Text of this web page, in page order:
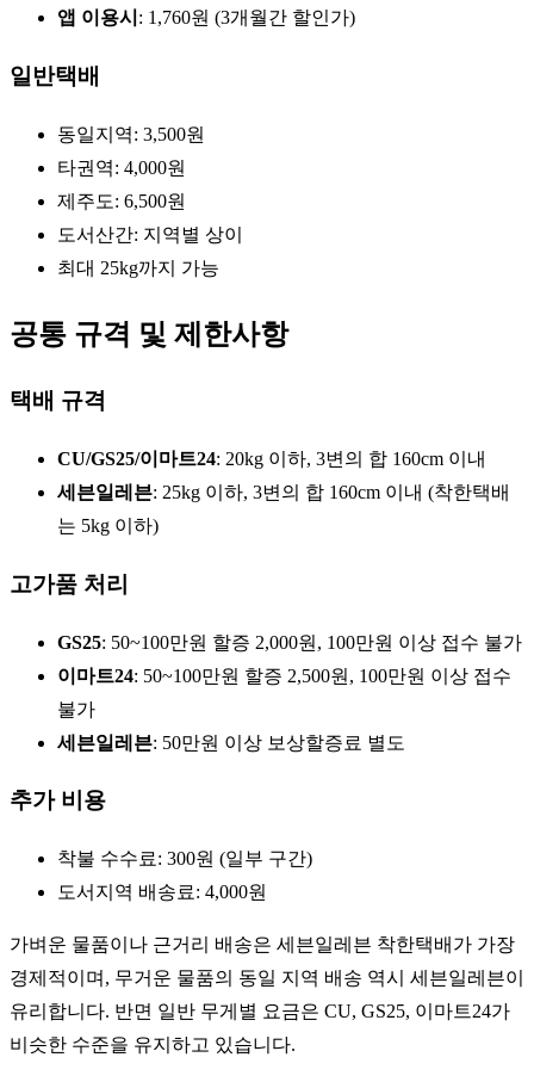
앱 이용시 : 1,760원 (3개월간 할인가)
일반택배
동일지역: 3,500원
타권역: 4,000원
제주도: 6,500원
도서산간: 지역별 상이
최대 25kg까지 가능
공통 규격 및 제한사항
택배 규격
CU/GS25/이마트24: 20kg 이하, 3변의 합 160cm 이내
세븐일레븐: 25kg 이하, 3변의 합 160cm 이내 (착한택배
는 5kg 이하)
고가품 처리
GS25: 50~100만원 할증 2,000원, 100만원 이상 접수 불가
이마트24: 50~100만원 할증 2,500원, 100만원 이상 접수
불가
세븐일레븐: 50만원 이상 보상할증료 별도
추가 비용
착불 수수료: 300원 (일부 구간)
도서지역 배송료: 4,000원
가벼운 물품이나 근거리 배송은 세븐일레븐 착한택배가 가장
경제적이며, 무거운 물품의 동일 지역 배송 역시 세븐일레븐이
유리합니다. 반면 일반 무게별 요금은 CU, GS25, 이마트24가
비슷한 수준을 유지하고 있습니다.